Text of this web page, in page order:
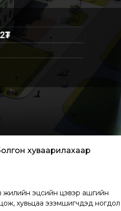
хуваарилахаар
жилийн эцсийн цэвэр ашгийн
хувьцаа эзэмшигчдэд ногдол